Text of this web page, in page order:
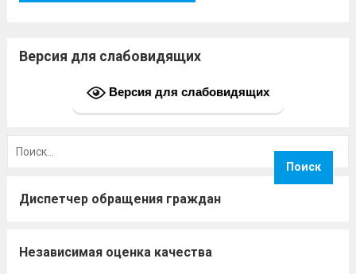
Версия для слабовидящих
Версия для слабовидящих
Диспетчер обращения граждан
Независимая оценка качества